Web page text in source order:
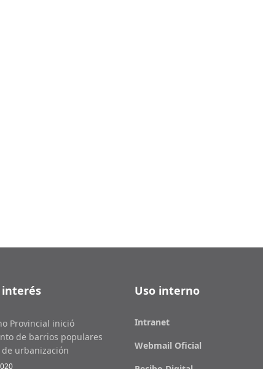
Provincial inició
de barrios populares
urbanización
Uso interno
Intranet
Webmail Oficial